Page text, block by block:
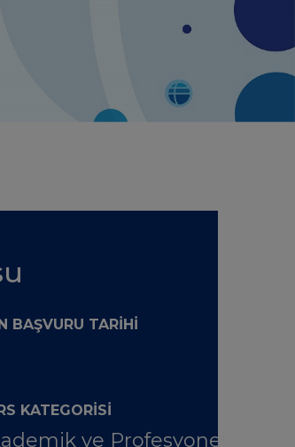
BAŞVURU TARİHİ
KATEGORİSİ
ve Profesyonel